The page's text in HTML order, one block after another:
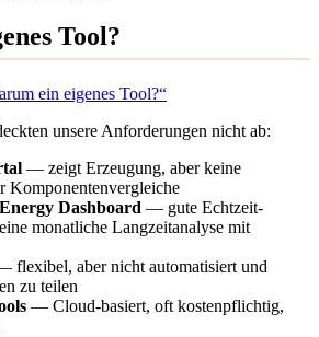
Tool?
ein eigenes Tool?“
unsere Anforderungen nicht ab:
— zeigt Erzeugung, aber keine
Komponentenvergleiche
Dashboard — gute Echtzeit-
monatliche Langzeitanalyse mit
flexibel, aber nicht automatisiert und
zu teilen
— Cloud-basiert, oft kostenpflichtig,